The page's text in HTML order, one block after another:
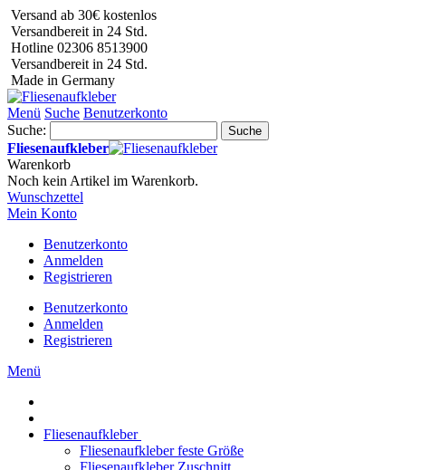
Versand ab 30€ kostenlos
Versandbereit in 24 Std.
Hotline 02306 8513900
Versandbereit in 24 Std.
Made in Germany
Menü Suche Benutzerkonto
Suche:
Suche
Fliesenaufkleber
Warenkorb
Noch kein Artikel im Warenkorb.
Wunschzettel
Mein Konto
Benutzerkonto
Anmelden
Registrieren
Benutzerkonto
Anmelden
Registrieren
Menü
Fliesenaufkleber
Fliesenaufkleber feste Größe
Fliesenaufkleber Zuschnitt